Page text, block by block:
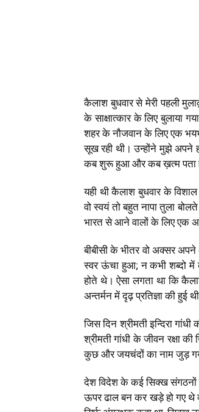
कैलाश बुधवार से मेरी पहली
के साक्षात्कार के लिए बुलाया
शहर के नौजवान के लिए एक
सूख रही थी। उन्होंने मुझे अपने
कब शुरू हुआ और कब ख़त्म पता
यही थी कैलाश बुधवार के
वो स्वयं तो बहुत नापा तुला
भारत से आने वालों के लिए एक
बीबीसी के भीतर वो अक्सर
स्वर ऊंचा हुआ;न कभी शब्दो
होते थे। ऐसा लगता था कि
अन्तर्मन में दृढ़ प्रतिज्ञा की हुई
जिस दिन श्रीमती इन्दिरा
श्रीमती गांधी के जीवन रक्षा
कुछ और जयचंदों का नाम जुड़
देश विदेश के कई सिक्ख संगठनों
ऊपर ढाल बन कर खड़े हो गए थे